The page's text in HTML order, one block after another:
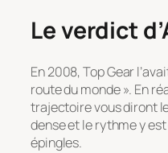
Le verdict
En 2008, Top Gear
route du monde ». En
trajectoire vous diront
dense et le rythme y
épingles.